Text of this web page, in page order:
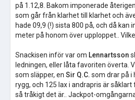
på 1.12,8. Bakom imponerade återigen
som går från klarhet till klarhet och
hade 09,9 (!) sista 800 på, och då kan
meter på honom över upploppet..
Snackisen inför var om Lennartsson
ledningen, eller låta favoriten överta.
som släpper, en Sir Q.C. som drar på i
rygg, och 125 lax i andrapris är
så tråkigt det är.. Jackpot-